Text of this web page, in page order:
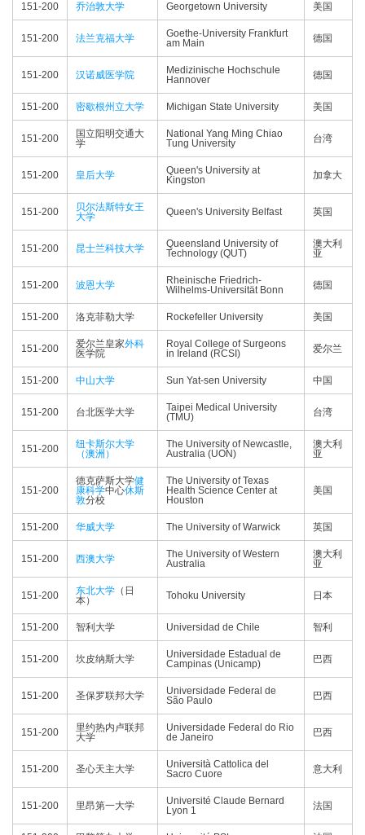
151-200 乔治敦大学 Georgetown University 美国
151-200 法兰克福大学
Goethe-University Frankfurt
am Main
德国
151-200 汉诺威医学院
Medizinische Hochschule
Hannover
德国
151-200 密歇根州立大学 Michigan State University 美国
151-200
国立阳明交通大
学
National Yang Ming Chiao
Tung University
台湾
151-200 皇后大学
Queen's University at
Kingston
加拿大
151-200
贝尔法斯特女王
大学
Queen's University Belfast 英国
151-200 昆士兰科技大学
Queensland University of
Technology (QUT)
澳大利
亚
151-200 波恩大学
Rheinische Friedrich-
Wilhelms-Universität Bonn
德国
151-200 洛克菲勒大学 Rockefeller University 美国
151-200 爱尔兰皇家外科
医学院
Royal College of Surgeons
in Ireland (RCSI)
爱尔兰
151-200 中山大学 Sun Yat-sen University 中国
151-200 台北医学大学
Taipei Medical University
(TMU)
台湾
151-200
纽卡斯尔大学
（澳洲）
The University of Newcastle,
Australia (UON)
澳大利
亚
151-200
德克萨斯大学健
康科学中心休斯
敦分校
The University of Texas
Health Science Center at
Houston
美国
151-200 华威大学 The University of Warwick 英国
151-200 西澳大学
The University of Western
Australia
澳大利
亚
151-200 东北大学 （日
本）
Tohoku University 日本
151-200 智利大学 Universidad de Chile 智利
151-200 坎皮纳斯大学
Universidade Estadual de
Campinas (Unicamp)
巴西
151-200 圣保罗联邦大学
Universidade Federal de
São Paulo
巴西
151-200
里约热内卢联邦
大学
Universidade Federal do Rio
de Janeiro
巴西
151-200 圣心天主大学
Università Cattolica del
Sacro Cuore
意大利
151-200 里昂第一大学
Université Claude Bernard
Lyon 1
法国